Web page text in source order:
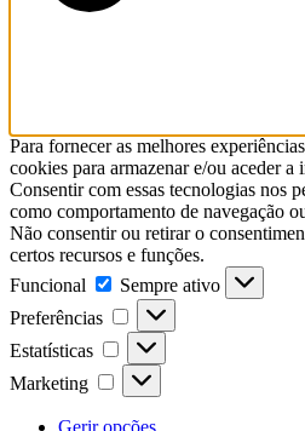
Para fornecer as melhores
cookies para armazenar e/ou aceder
Consentir com essas tecnologias nos
como comportamento de navegação
Não consentir ou retirar o
certos recursos e funções.
Funcional
Sempre ativo
Preferências
Estatísticas
Marketing